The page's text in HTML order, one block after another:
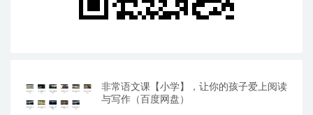
非常语文课【小学】，让你的孩子爱上阅读
与写作（百度网盘）